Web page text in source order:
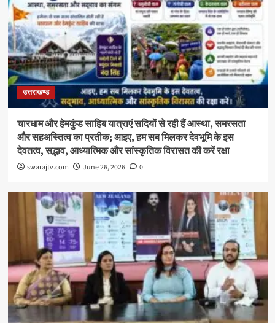
उत्तराखण्ड
चारधाम और हेमकुंड साहिब यात्राएं सदियों से रही हैं आस्था, समरसता
और सहअस्तित्व का प्रतीक; आइए, हम सब मिलकर देवभूमि के इस
देवतत्व, सद्भाव, आध्यात्मिक और सांस्कृतिक विरासत की करें रक्षा
swarajtv.com June 26, 2026 0